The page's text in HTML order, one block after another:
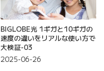
BIGLOBE光 1ギガと10ギガの
速度の違いをリアルな使い方で
大検証-03
2025-06-26